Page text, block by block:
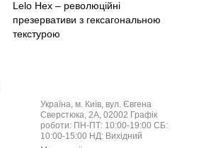
Lelo Hex – революційні
презервативи з гексагональною
текстурою
Україна, м. Київ, вул. Євгена
Сверстюка, 2А, 02002 Графік
роботи: ПН-ПТ: 10:00-19:00 СБ:
10:00-15:00 НД: Вихідний